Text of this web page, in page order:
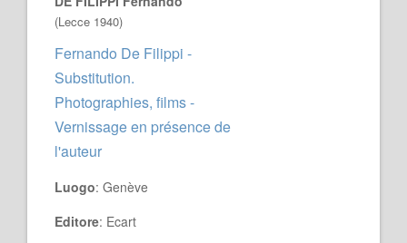
(Lecce 1940)
Fernando De Filippi -
Substitution.
Photographies, films -
Vernissage en présence de
l'auteur
Luogo: Genève
Editore: Ecart